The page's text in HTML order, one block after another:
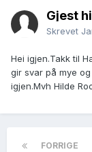
Gjest
Skrevet
Hei igjen.Takk til
gir svar på mye
igjen.Mvh Hilde
FORRIGE